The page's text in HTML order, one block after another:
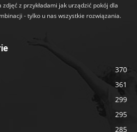
z przykładami jak urządzić pokój dla
- tylko u nas wszystkie rozwiązania.
370
361
299
295
285